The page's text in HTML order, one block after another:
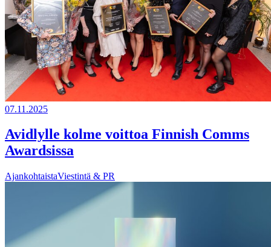
07.11.2025
Avidlylle kolme voittoa Finnish Comms
Awardsissa
AjankohtaistaViestintä & PR